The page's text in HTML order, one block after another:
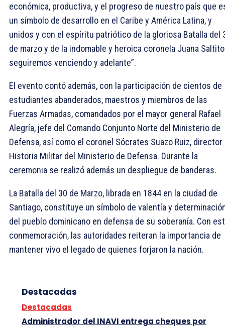
económica, productiva, y el progreso de nuestro país que
un símbolo de desarrollo en el Caribe y América Latina, y
unidos y con el espíritu patriótico de la gloriosa Batalla del
de marzo y de la indomable y heroica coronela Juana
seguiremos venciendo y adelante”.
El evento contó además, con la participación de cientos de
estudiantes abanderados, maestros y miembros de las
Fuerzas Armadas, comandados por el mayor general Rafael
Alegría, jefe del Comando Conjunto Norte del Ministerio de
Defensa, así como el coronel Sócrates Suazo Ruiz, director
Historia Militar del Ministerio de Defensa. Durante la
ceremonia se realizó además un despliegue de banderas.
La Batalla del 30 de Marzo, librada en 1844 en la ciudad de
Santiago, constituye un símbolo de valentía y
del pueblo dominicano en defensa de su soberanía. Con
conmemoración, las autoridades reiteran la importancia de
mantener vivo el legado de quienes forjaron la nación.
Destacadas
Destacadas
Administrador del INAVI entrega cheques por